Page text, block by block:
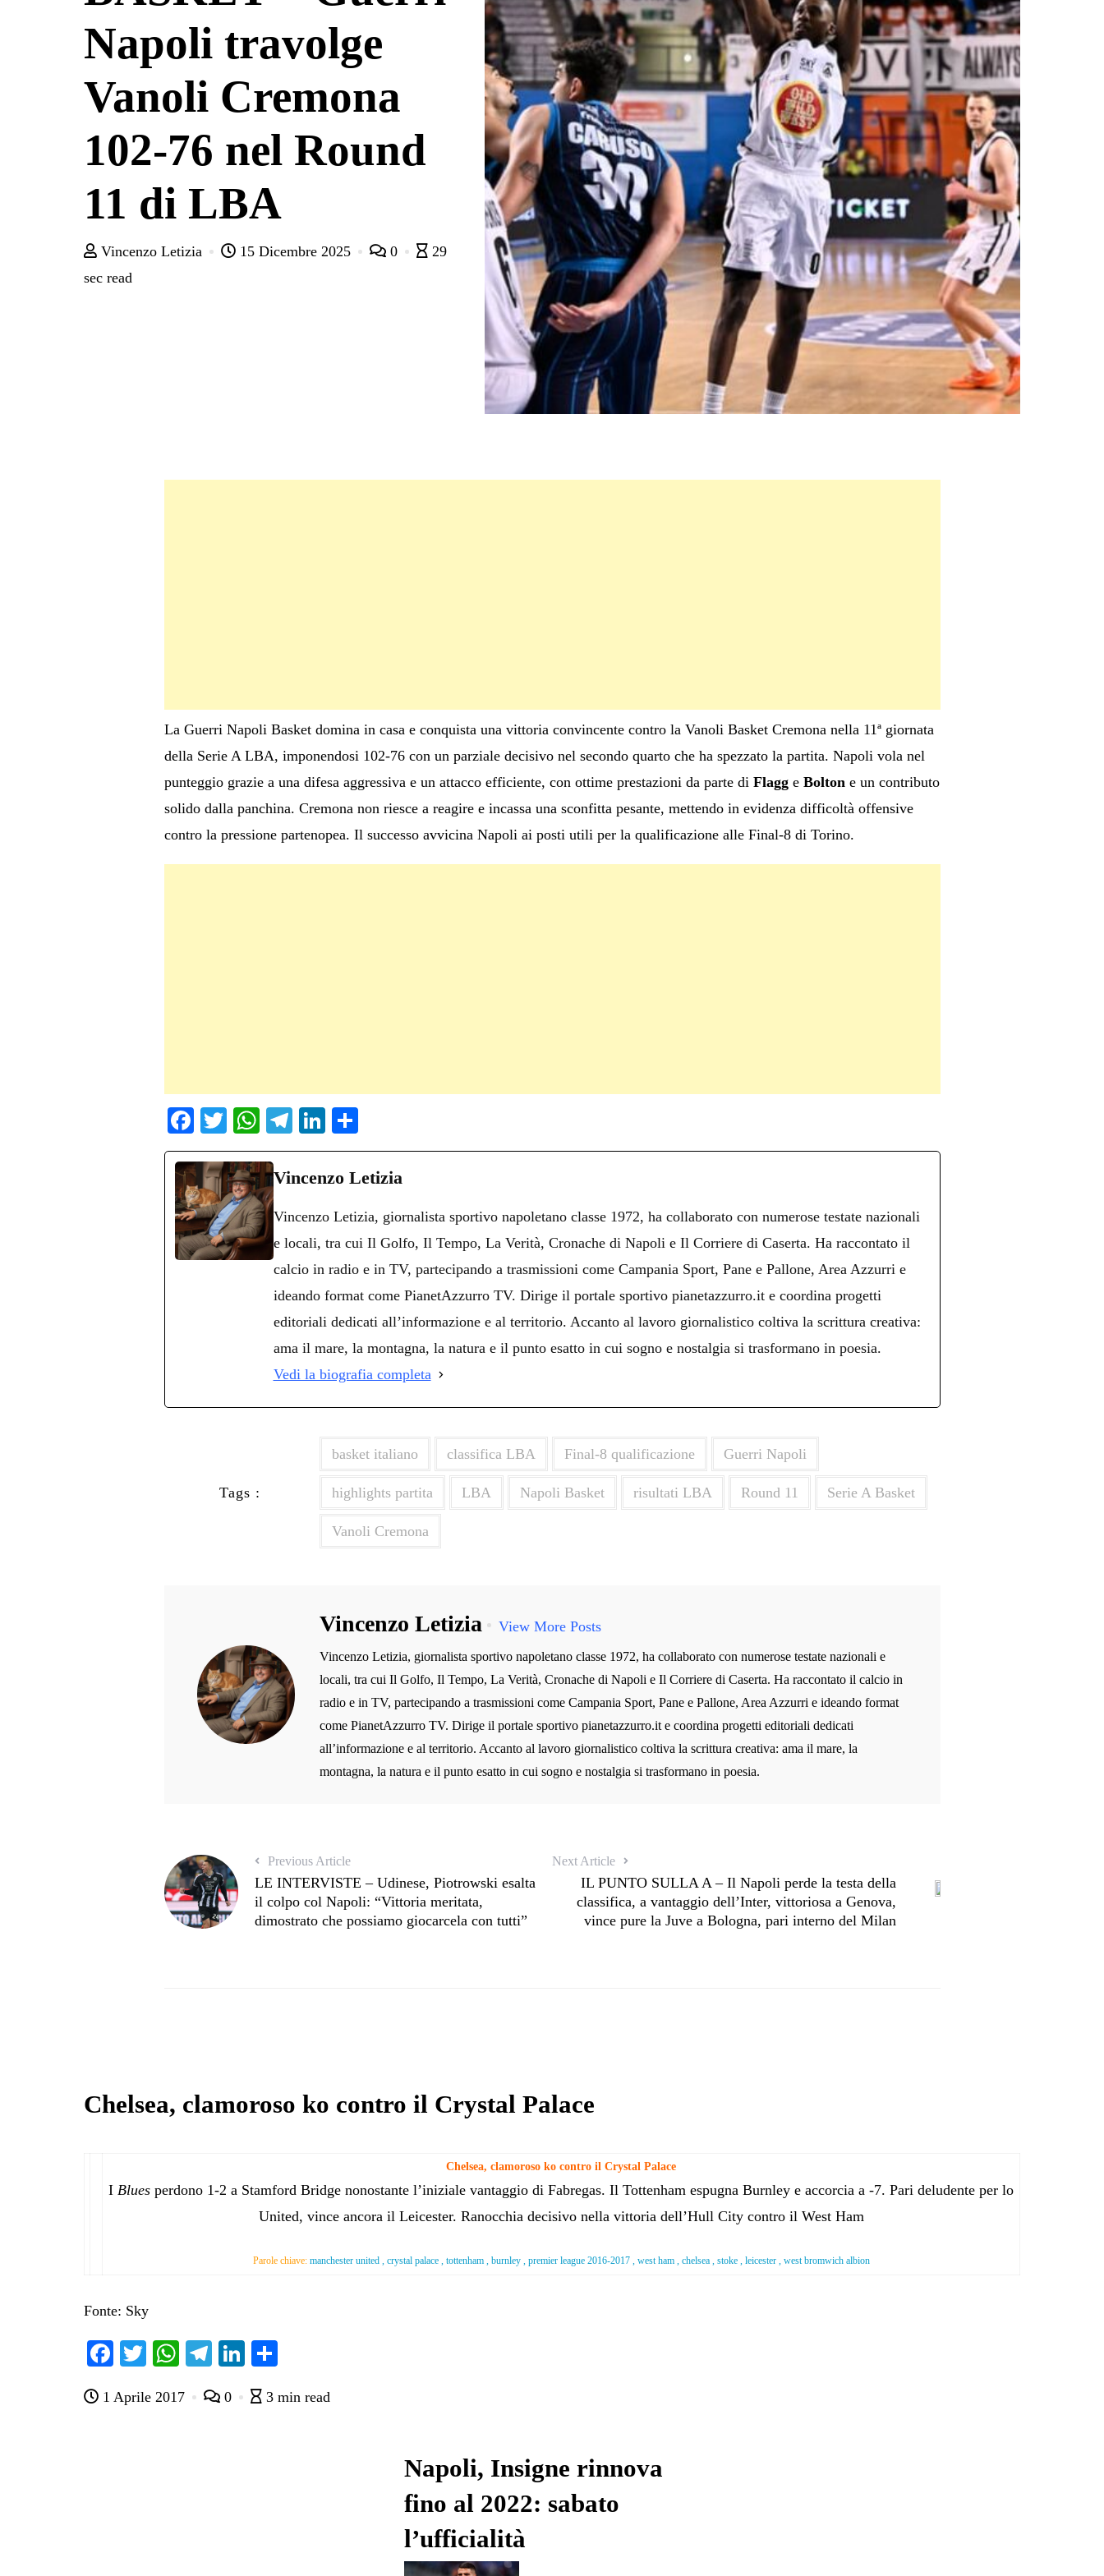
Napoli travolge
Vanoli Cremona
102-76 nel Round
11 di LBA
Vincenzo Letizia 15 Dicembre 2025 0
29
sec read
La Guerri Napoli Basket domina in casa e conquista una vittoria convincente contro la Vanoli Basket Cremona nella 11ª giornata
della Serie A LBA, imponendosi 102-76 con un parziale decisivo nel secondo quarto che ha spezzato la partita. Napoli vola nel
punteggio grazie a una difesa aggressiva e un attacco efficiente, con ottime prestazioni da parte di Flagge Boltone un contributo
solido dalla panchina. Cremona non riesce a reagire e incassa una sconfitta pesante, mettendo in evidenza difficoltà offensive
contro la pressione partenopea. Il successo avvicina Napoli ai posti utili per la qualificazione alle Final-8 di Torino.
Fa
ce
bo
ok
T
wi
tte
r
W
ha
ts
A
pp
Te
le
gr
m
Li
nk
ed
on
di
di
Vincenzo Letizia
Vincenzo Letizia, giornalista sportivo napoletano classe 1972, ha collaborato con numerose testate nazionali
e locali, tra cui Il Golfo, Il Tempo, La Verità, Cronache di Napoli e Il Corriere di Caserta. Ha raccontato il
calcio in radio e in TV, partecipando a trasmissioni come Campania Sport, Pane e Pallone, Area Azzurri e
ideando format come PianetAzzurro TV. Dirige il portale sportivo pianetazzurro.it e coordina progetti
editoriali dedicati all’informazione e al territorio. Accanto al lavoro giornalistico coltiva la scrittura creativa:
ama il mare, la montagna, la natura e il punto esatto in cui sogno e nostalgia si trasformano in poesia.
Vedi la biografia completa
Tags :
basket italiano classifica LBA Final-8 qualificazione‎ Guerri Napoli
highlights partita LBA Napoli Basket risultati LBA Round 11 Serie A Basket
Vanoli Cremona
Vincenzo Letizia View More Posts
Vincenzo Letizia, giornalista sportivo napoletano classe 1972, ha collaborato con numerose testate nazionali e
locali, tra cui Il Golfo, Il Tempo, La Verità, Cronache di Napoli e Il Corriere di Caserta. Ha raccontato il calcio in
radio e in TV, partecipando a trasmissioni come Campania Sport, Pane e Pallone, Area Azzurri e ideando format
come PianetAzzurro TV. Dirige il portale sportivo pianetazzurro.it e coordina progetti editoriali dedicati
all’informazione e al territorio. Accanto al lavoro giornalistico coltiva la scrittura creativa: ama il mare, la
montagna, la natura e il punto esatto in cui sogno e nostalgia si trasformano in poesia.
Previous Article
LE INTERVISTE – Udinese, Piotrowski esalta
il colpo col Napoli: “Vittoria meritata,
dimostrato che possiamo giocarcela con tutti”
Next Article
IL PUNTO SULLA A – Il Napoli perde la testa della
classifica, a vantaggio dell’Inter, vittoriosa a Genova,
vince pure la Juve a Bologna, pari interno del Milan
Chelsea, clamoroso ko contro il Crystal Palace
Chelsea, clamoroso ko contro il Crystal Palace
I Blues perdono 1-2 a Stamford Bridge nonostante l’iniziale vantaggio di Fabregas. Il Tottenham espugna Burnley e accorcia a -7. Pari deludente per lo
United, vince ancora il Leicester. Ranocchia decisivo nella vittoria dell’Hull City contro il West Ham
Parole chiave: manchester united , crystal palace , tottenham , burnley , premier league 2016-2017 , west ham , chelsea , stoke , leicester , west bromwich albion
Fonte: Sky
Fa
bo
T
tte
W
ts
Te
gr
Li
ed di
1 Aprile 2017 0 3 min read
Napoli, Insigne rinnova
fino al 2022: sabato
l’ufficialità